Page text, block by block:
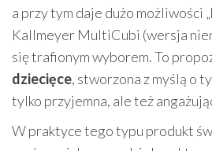
a przy tym daje dużo możliwości
Kallmeyer MultiCubi (wersja
się trafionym wyborem. To
dziecięce, stworzona z myślą o
tylko przyjemna, ale też
W praktyce tego typu produkt